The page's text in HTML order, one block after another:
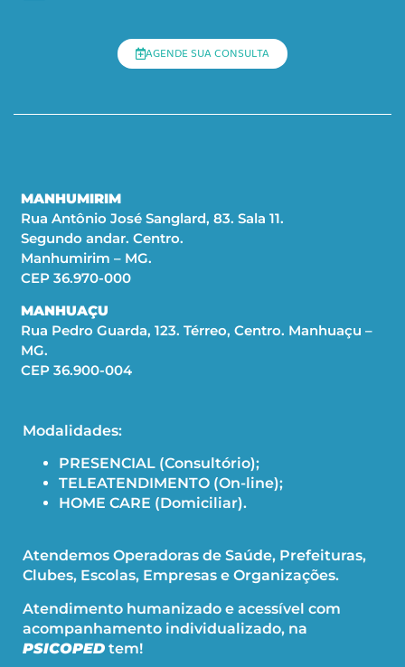
AGENDE SUA CONSULTA
MANHUMIRIM
Rua Antônio José Sanglard, 83. Sala 11.
Segundo andar. Centro.
Manhumirim – MG.
CEP 36.970-000
MANHUAÇU
Rua Pedro Guarda, 123. Térreo, Centro. Manhuaçu –
MG.
CEP 36.900-004
Modalidades:
PRESENCIAL (Consultório);
TELEATENDIMENTO (On-line);
HOME CARE (Domiciliar).
Atendemos Operadoras de Saúde, Prefeituras,
Clubes, Escolas, Empresas e Organizações.
Atendimento humanizado e acessível com
acompanhamento individualizado, na
PSICOPED tem!